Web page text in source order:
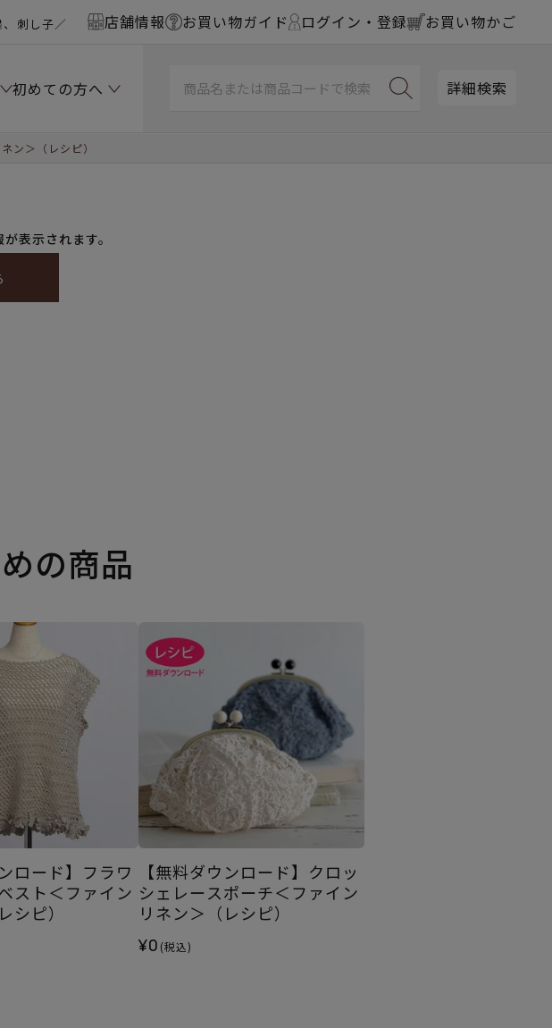
刺し子／ 店舗情報 お買い物ガイド ログイン・登録 お買い物かご
初めての方へ 詳細検索
ン＞（レシピ）
表示されます。
の商品
ロード】フラワ
スト＜ファイン
シピ）
【無料ダウンロード】クロッ
シェレースポーチ＜ファイン
リネン＞（レシピ）
¥0 (税込)